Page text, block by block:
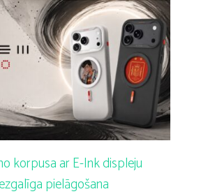
korpusa ar E-Ink displeju
pielāgošana